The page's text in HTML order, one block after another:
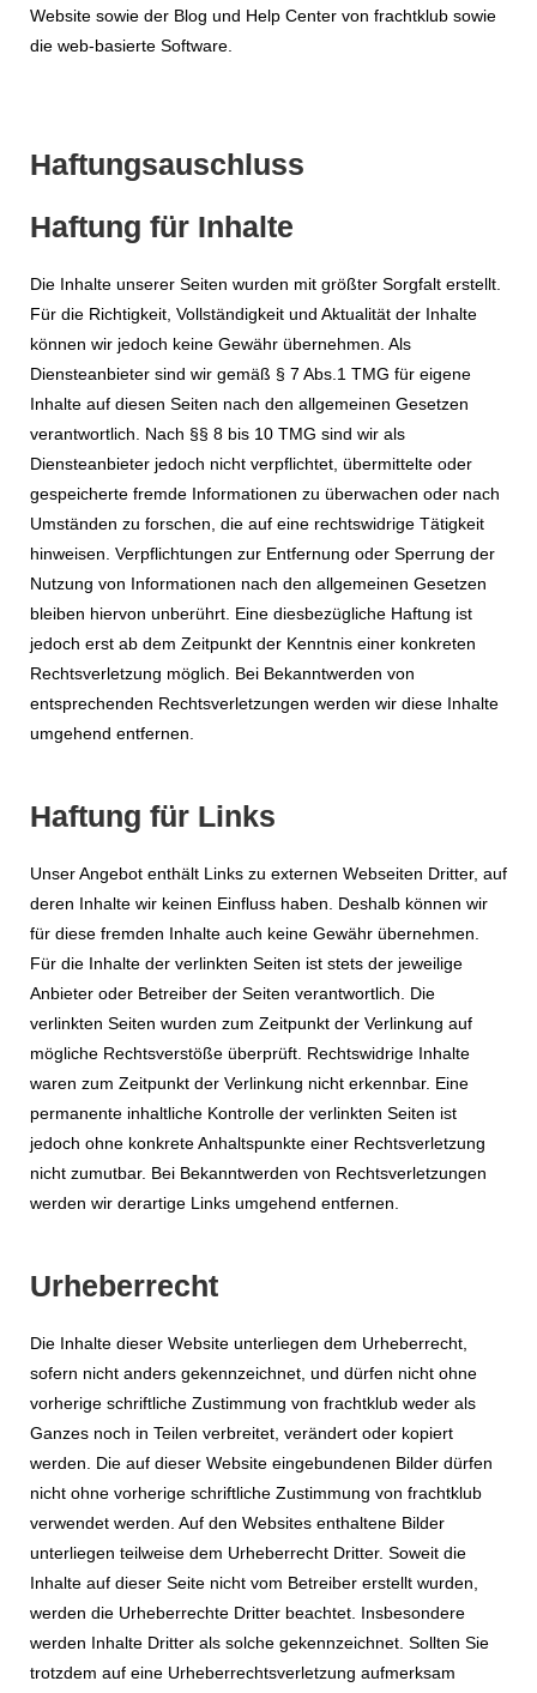
Website sowie der Blog und Help Center von frachtklub sowie
die web-basierte Software.
Haftungsauschluss
Haftung für Inhalte
Die Inhalte unserer Seiten wurden mit größter Sorgfalt erstellt.
Für die Richtigkeit, Vollständigkeit und Aktualität der Inhalte
können wir jedoch keine Gewähr übernehmen. Als
Diensteanbieter sind wir gemäß § 7 Abs.1 TMG für eigene
Inhalte auf diesen Seiten nach den allgemeinen Gesetzen
verantwortlich. Nach §§ 8 bis 10 TMG sind wir als
Diensteanbieter jedoch nicht verpflichtet, übermittelte oder
gespeicherte fremde Informationen zu überwachen oder nach
Umständen zu forschen, die auf eine rechtswidrige Tätigkeit
hinweisen. Verpflichtungen zur Entfernung oder Sperrung der
Nutzung von Informationen nach den allgemeinen Gesetzen
bleiben hiervon unberührt. Eine diesbezügliche Haftung ist
jedoch erst ab dem Zeitpunkt der Kenntnis einer konkreten
Rechtsverletzung möglich. Bei Bekanntwerden von
entsprechenden Rechtsverletzungen werden wir diese Inhalte
umgehend entfernen.
Haftung für Links
Unser Angebot enthält Links zu externen Webseiten Dritter, auf
deren Inhalte wir keinen Einfluss haben. Deshalb können wir
für diese fremden Inhalte auch keine Gewähr übernehmen.
Für die Inhalte der verlinkten Seiten ist stets der jeweilige
Anbieter oder Betreiber der Seiten verantwortlich. Die
verlinkten Seiten wurden zum Zeitpunkt der Verlinkung auf
mögliche Rechtsverstöße überprüft. Rechtswidrige Inhalte
waren zum Zeitpunkt der Verlinkung nicht erkennbar. Eine
permanente inhaltliche Kontrolle der verlinkten Seiten ist
jedoch ohne konkrete Anhaltspunkte einer Rechtsverletzung
nicht zumutbar. Bei Bekanntwerden von Rechtsverletzungen
werden wir derartige Links umgehend entfernen.
Urheberrecht
Die Inhalte dieser Website unterliegen dem Urheberrecht,
sofern nicht anders gekennzeichnet, und dürfen nicht ohne
vorherige schriftliche Zustimmung von frachtklub weder als
Ganzes noch in Teilen verbreitet, verändert oder kopiert
werden. Die auf dieser Website eingebundenen Bilder dürfen
nicht ohne vorherige schriftliche Zustimmung von frachtklub
verwendet werden. Auf den Websites enthaltene Bilder
unterliegen teilweise dem Urheberrecht Dritter. Soweit die
Inhalte auf dieser Seite nicht vom Betreiber erstellt wurden,
werden die Urheberrechte Dritter beachtet. Insbesondere
werden Inhalte Dritter als solche gekennzeichnet. Sollten Sie
trotzdem auf eine Urheberrechtsverletzung aufmerksam